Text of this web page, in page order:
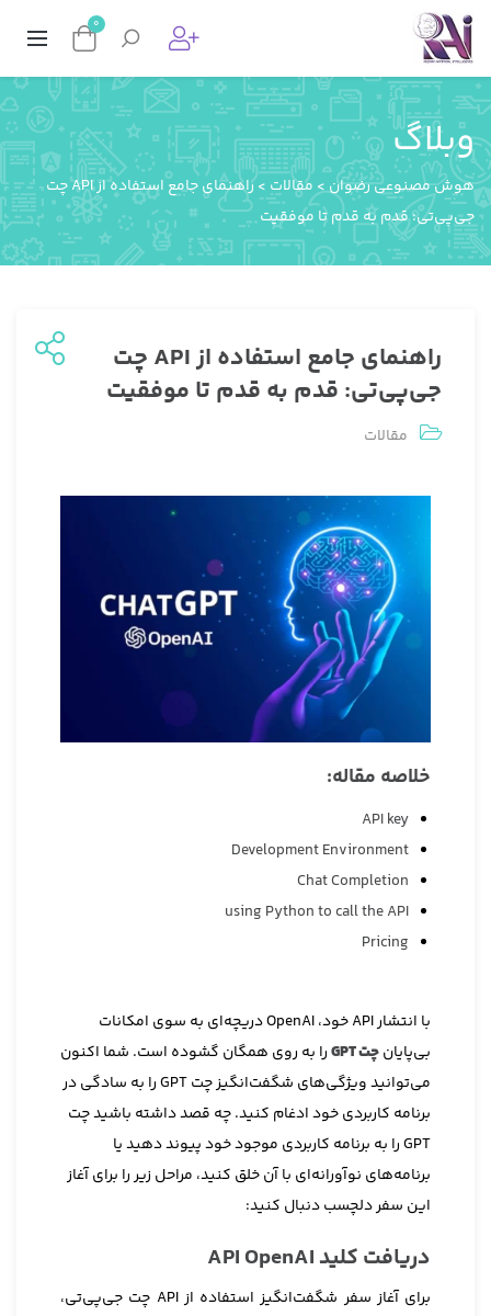
0
وبلاگ
هوش مصنوعی رضوان> مقالات >
راهنمای جامع استفاده از API چت
جی‌پی‌تی: قدم به قدم تا موفقیت
راهنمای جامع استفاده از API چت
جی‌پی‌تی: قدم به قدم تا موفقیت
مقالات
خلاصه مقاله:
API key
Development Environment
Chat Completion
using Python to call the API
Pricing
با انتشار API خود، OpenAI دریچه‌ای به سوی امکانات
بی‌پایانچت GPT
را به روی همگان گشوده است. شما اکنون
می‌توانید ویژگی‌های شگفت‌انگیز چت GPT را به سادگی در
برنامه کاربردی خود ادغام کنید. چه قصد داشته باشید چت
GPT را به برنامه کاربردی موجود خود پیوند دهید یا
برنامه‌های نوآورانه‌ای با آن خلق کنید، مراحل زیر را برای آغاز
این سفر دلچسب دنبال کنید:
دریافت کلید API OpenAI
برای آغاز سفر شگفت‌انگیز استفاده از API چت جی‌پی‌تی،